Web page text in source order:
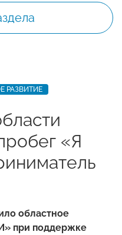
РАЗВИТИЕ
«Я
областное
при поддержке